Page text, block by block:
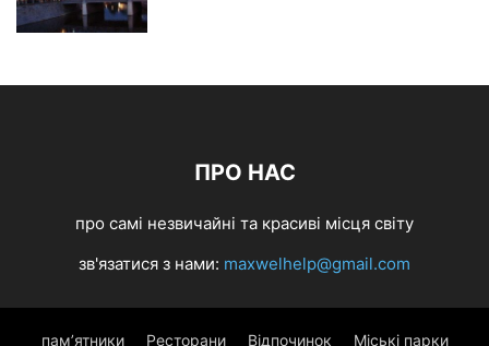
ПРО НАС
про самі незвичайні та красиві місця світу
зв'язатися з нами: maxwelhelp@gmail.com
пам’ятники Ресторани Відпочинок Міські парки